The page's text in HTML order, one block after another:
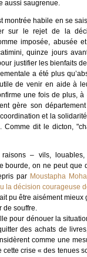
aussi saugrenue.
montrée habile en se
sur le rejet de la
imposée, abusée
quinze jours
justifier les bienfaits
a été plus
de venir en aide à
une fois de plus,
gère son
et la
Comme dit le dicton,
– vils,
bourde, on ne peut que
par Moustapha
la décision courageuse
pu être aisément mieux
de souffre.
pour dénouer la
des achats de
comme une
crise « des tenues